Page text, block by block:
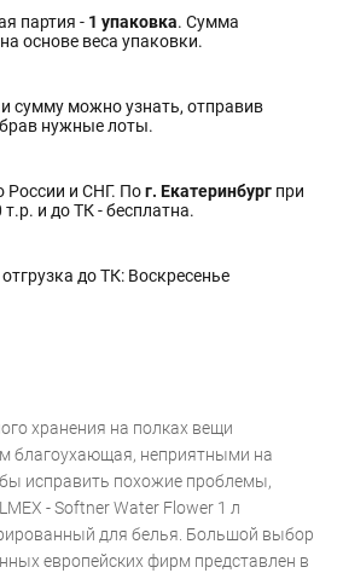
партия - 1 упаковка. Сумма
основе веса упаковки.
и сумму можно узнать, отправив
нужные лоты.
России и СНГ. Пог. Екатеринбург при
т.р. и до ТК - бесплатна.
до ТК: Воскресенье
хранения на полках вещи
благоухающая, неприятными на
исправить похожие проблемы,
- Softner Water Flower 1 л
для белья. Большой выбор
европейских фирм представлен в